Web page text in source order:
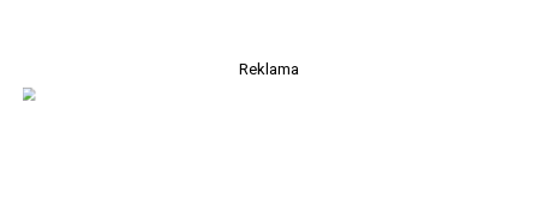
Reklama